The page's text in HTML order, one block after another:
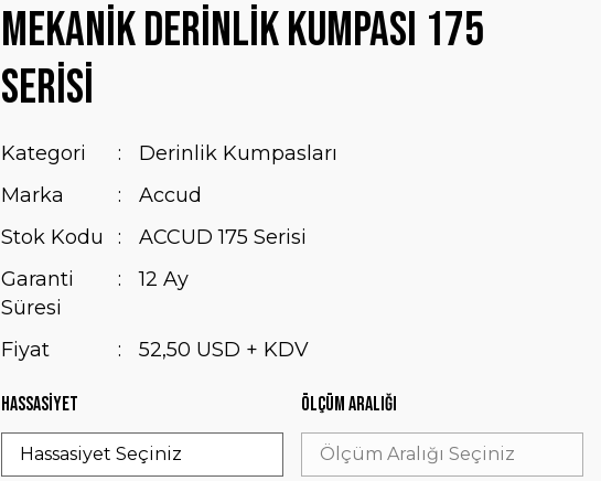
Mekanik Derinlik Kumpası 175
Serisi
Kategori
Derinlik Kumpasları
Marka
Accud
Stok Kodu
ACCUD 175 Serisi
Garanti
Süresi
12 Ay
Fiyat 52,50 USD + KDV
Hassasiyet Ölçüm Aralığı